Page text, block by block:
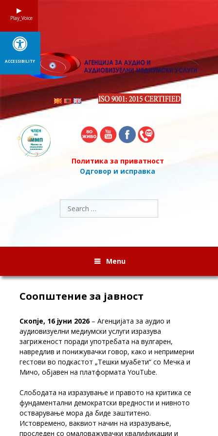
Политика за приватност
Одговор и исправка
Search
for:
Menu
Соопштение за јавност
Скопје, 16 јуни 2026– Агенцијата за аудио и
аудиовизуелни медиумски услуги изразува
загриженост поради употребата на вулгарен,
навредлив и понижувачки говор, како и непримерни
гестови во подкастот „Тешки муабети“ со Мечка и
Мичо, објавен на платформата YouTube.
Слободата на изразување и правото на критика се
фундаментални демократски вредности и нивното
остварување мора да биде заштитено.
Истовремено, ваквиот начин на изразување,
проследен со омаловажувачки квалификации и
Play_Voice
ACCESSIBILITY